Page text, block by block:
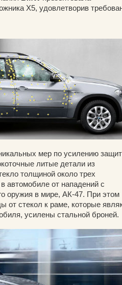
X5, удовлетворив
мер по усилению
литые детали из
толщиной около трех
автомобиле от нападений с
оружия в мире, АК-47. При этом
от стекол к раме, которые
усилены стальной броней.